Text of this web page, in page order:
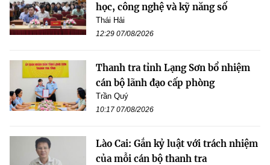
học, công nghệ và kỹ năng số
Thái Hải
12:29 07/08/2026
Thanh tra tỉnh Lạng Sơn bổ nhiệm
cán bộ lãnh đạo cấp phòng
Trần Quý
10:17 07/08/2026
Lào Cai: Gắn kỷ luật với trách nhiệm
của mỗi cán bộ thanh tra